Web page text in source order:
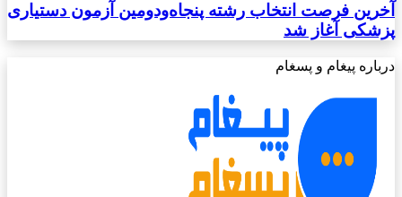
آخرین فرصت انتخاب رشته پنجاه‌ودومین آزمون دستیاری
پزشکی آغاز شد
درباره پیغام و پسغام